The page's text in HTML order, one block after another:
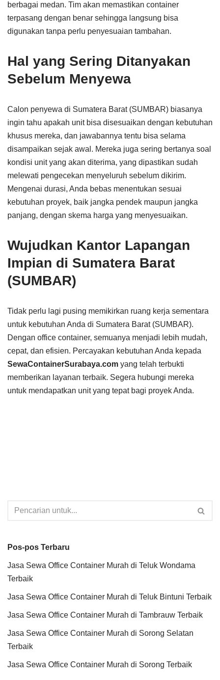
berbagai medan. Tim akan memastikan container
terpasang dengan benar sehingga langsung bisa
digunakan tanpa perlu penyesuaian tambahan.
Hal yang Sering Ditanyakan
Sebelum Menyewa
Calon penyewa di Sumatera Barat (SUMBAR) biasanya
ingin tahu apakah unit bisa disesuaikan dengan kebutuhan
khusus mereka, dan jawabannya tentu bisa selama
disampaikan sejak awal. Mereka juga sering bertanya soal
kondisi unit yang akan diterima, yang dipastikan sudah
melewati pengecekan menyeluruh sebelum dikirim.
Mengenai durasi, Anda bebas menentukan sesuai
kebutuhan proyek, baik jangka pendek maupun jangka
panjang, dengan skema harga yang menyesuaikan.
Wujudkan Kantor Lapangan
Impian di Sumatera Barat
(SUMBAR)
Tidak perlu lagi pusing memikirkan ruang kerja sementara
untuk kebutuhan Anda di Sumatera Barat (SUMBAR).
Dengan office container, semuanya menjadi lebih mudah,
cepat, dan efisien. Percayakan kebutuhan Anda kepada
SewaContainerSurabaya.com yang telah terbukti
memberikan layanan terbaik. Segera hubungi mereka
untuk mendapatkan unit yang tepat bagi proyek Anda.
Pos-pos Terbaru
Jasa Sewa Office Container Murah di Teluk Wondama
Terbaik
Jasa Sewa Office Container Murah di Teluk Bintuni Terbaik
Jasa Sewa Office Container Murah di Tambrauw Terbaik
Jasa Sewa Office Container Murah di Sorong Selatan
Terbaik
Jasa Sewa Office Container Murah di Sorong Terbaik